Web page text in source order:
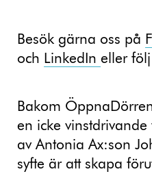
Besök gärna oss på
och LinkedIn eller
Bakom
en icke
av Antonia Ax:son
syfte är att skapa